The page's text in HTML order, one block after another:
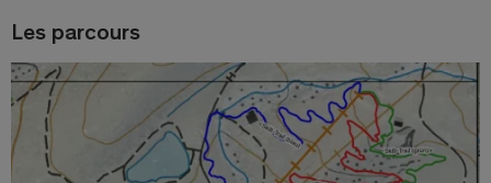
Les parcours